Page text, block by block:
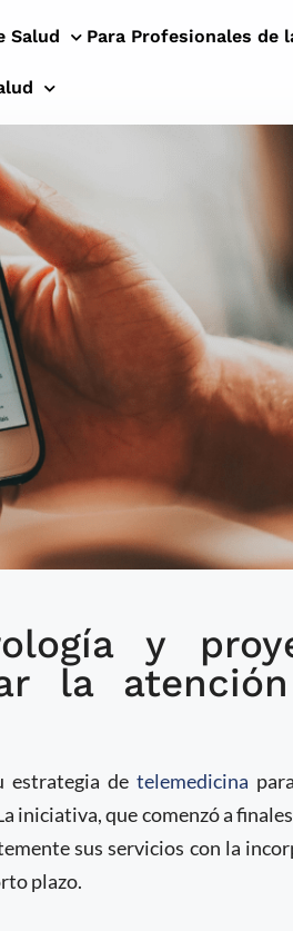
Salud Para Profesionales de
la
y
la
estrategia de telemedicina
iniciativa, que comenzó a
sus servicios con la
plazo.